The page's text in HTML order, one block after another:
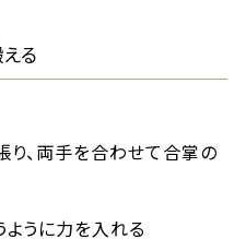
る
、両手を合わせて合掌の
うに力を入れる